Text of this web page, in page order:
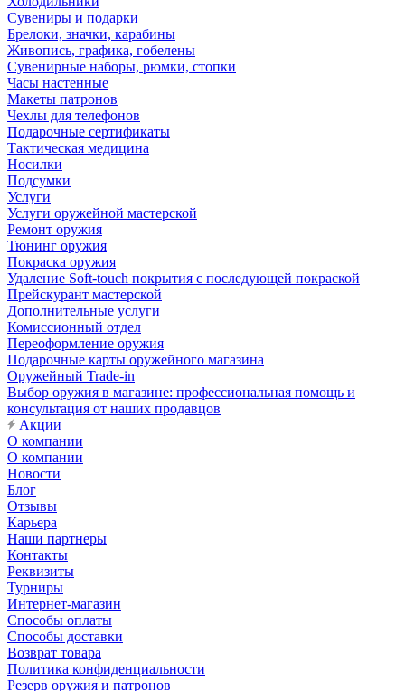
Сувениры и подарки
Брелоки, значки, карабины
Живопись, графика, гобелены
Сувенирные наборы, рюмки, стопки
Часы настенные
Макеты патронов
Чехлы для телефонов
Подарочные сертификаты
Тактическая медицина
Носилки
Подсумки
Услуги
Услуги оружейной мастерской
Ремонт оружия
Тюнинг оружия
Покраска оружия
Удаление Soft-touch покрытия с последующей покраской
Прейскурант мастерской
Дополнительные услуги
Комиссионный отдел
Переоформление оружия
Подарочные карты оружейного магазина
Оружейный Trade-in
Выбор оружия в магазине: профессиональная помощь и
консультация от наших продавцов
Акции
О компании
О компании
Новости
Блог
Отзывы
Карьера
Наши партнеры
Контакты
Реквизиты
Турниры
Интернет-магазин
Способы оплаты
Способы доставки
Возврат товара
Политика конфиденциальности
Резерв оружия и патронов